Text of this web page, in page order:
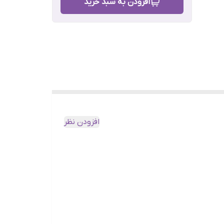
افزودن به سبد خرید
افزودن نظر